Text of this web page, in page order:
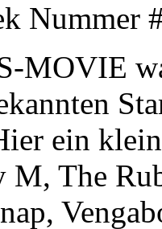
Nummer
MOVIE
ein
M, The